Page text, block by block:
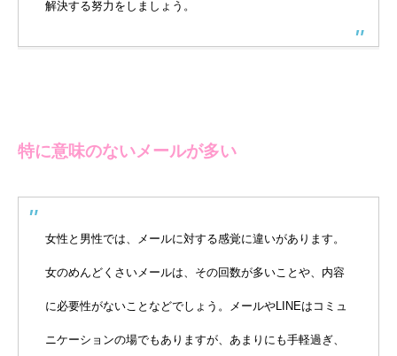
解決する努力をしましょう。
特に意味のないメールが多い
女性と男性では、メールに対する感覚に違いがあります。
女のめんどくさいメールは、その回数が多いことや、内容
に必要性がないことなどでしょう。メールやLINEはコミュ
ニケーションの場でもありますが、あまりにも手軽過ぎ、